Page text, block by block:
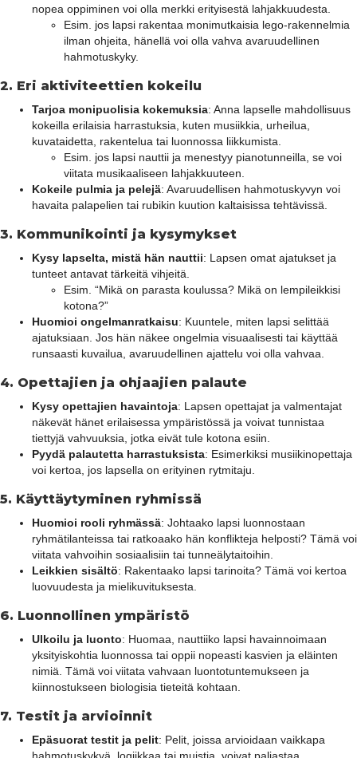
nopea oppiminen voi olla merkki erityisestä lahjakkuudesta.
Esim. jos lapsi rakentaa monimutkaisia lego-rakennelmia
ilman ohjeita, hänellä voi olla vahva avaruudellinen
hahmotuskyky.
2. Eri aktiviteettien kokeilu
Tarjoa monipuolisia kokemuksia: Anna lapselle mahdollisuus
kokeilla erilaisia harrastuksia, kuten musiikkia, urheilua,
kuvataidetta, rakentelua tai luonnossa liikkumista.
Esim. jos lapsi nauttii ja menestyy pianotunneilla, se voi
viitata musikaaliseen lahjakkuuteen.
Kokeile pulmia ja pelejä: Avaruudellisen hahmotuskyvyn voi
havaita palapelien tai rubikin kuution kaltaisissa tehtävissä.
3. Kommunikointi ja kysymykset
Kysy lapselta, mistä hän nauttii: Lapsen omat ajatukset ja
tunteet antavat tärkeitä vihjeitä.
Esim. “Mikä on parasta koulussa? Mikä on lempileikkisi
kotona?”
Huomioi ongelmanratkaisu: Kuuntele, miten lapsi selittää
ajatuksiaan. Jos hän näkee ongelmia visuaalisesti tai käyttää
runsaasti kuvailua, avaruudellinen ajattelu voi olla vahvaa.
4. Opettajien ja ohjaajien palaute
Kysy opettajien havaintoja: Lapsen opettajat ja valmentajat
näkevät hänet erilaisessa ympäristössä ja voivat tunnistaa
tiettyjä vahvuuksia, jotka eivät tule kotona esiin.
Pyydä palautetta harrastuksista: Esimerkiksi musiikinopettaja
voi kertoa, jos lapsella on erityinen rytmitaju.
5. Käyttäytyminen ryhmissä
Huomioi rooli ryhmässä: Johtaako lapsi luonnostaan
ryhmätilanteissa tai ratkoaako hän konflikteja helposti? Tämä voi
viitata vahvoihin sosiaalisiin tai tunneälytaitoihin.
Leikkien sisältö: Rakentaako lapsi tarinoita? Tämä voi kertoa
luovuudesta ja mielikuvituksesta.
6. Luonnollinen ympäristö
Ulkoilu ja luonto: Huomaa, nauttiiko lapsi havainnoimaan
yksityiskohtia luonnossa tai oppii nopeasti kasvien ja eläinten
nimiä. Tämä voi viitata vahvaan luontotuntemukseen ja
kiinnostukseen biologisia tieteitä kohtaan.
7. Testit ja arvioinnit
Epäsuorat testit ja pelit: Pelit, joissa arvioidaan vaikkapa
hahmotuskykyä, logiikkaa tai muistia, voivat paljastaa